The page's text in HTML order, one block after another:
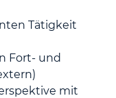
Tätigkeit
Fort- und
mit